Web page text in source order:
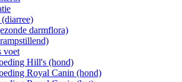
darmflora)
voet
Hill's (hond)
Royal Canin (hond)